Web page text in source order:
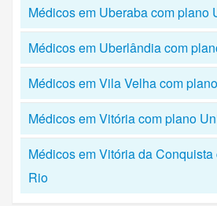
Médicos em Uberaba com plano
Médicos em Uberlândia com
Médicos em Vila Velha com
Médicos em Vitória com plano
Médicos em Vitória da
Rio